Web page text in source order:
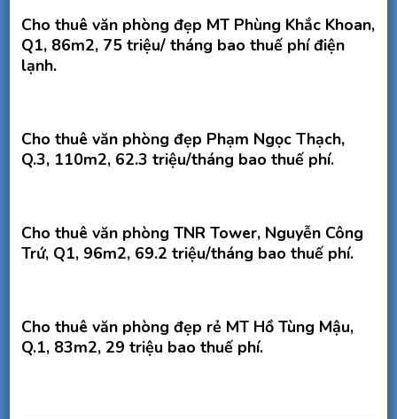
Cho thuê văn phòng đẹp MT Phùng Khắc Khoan,
Q1, 86m2, 75 triệu/ tháng bao thuế phí điện
lạnh.
Cho thuê văn phòng đẹp Phạm Ngọc Thạch,
Q.3, 110m2, 62.3 triệu/tháng bao thuế phí.
Cho thuê văn phòng TNR Tower, Nguyễn Công
Trứ, Q1, 96m2, 69.2 triệu/tháng bao thuế phí.
Cho thuê văn phòng đẹp rẻ MT Hồ Tùng Mậu,
Q.1, 83m2, 29 triệu bao thuế phí.